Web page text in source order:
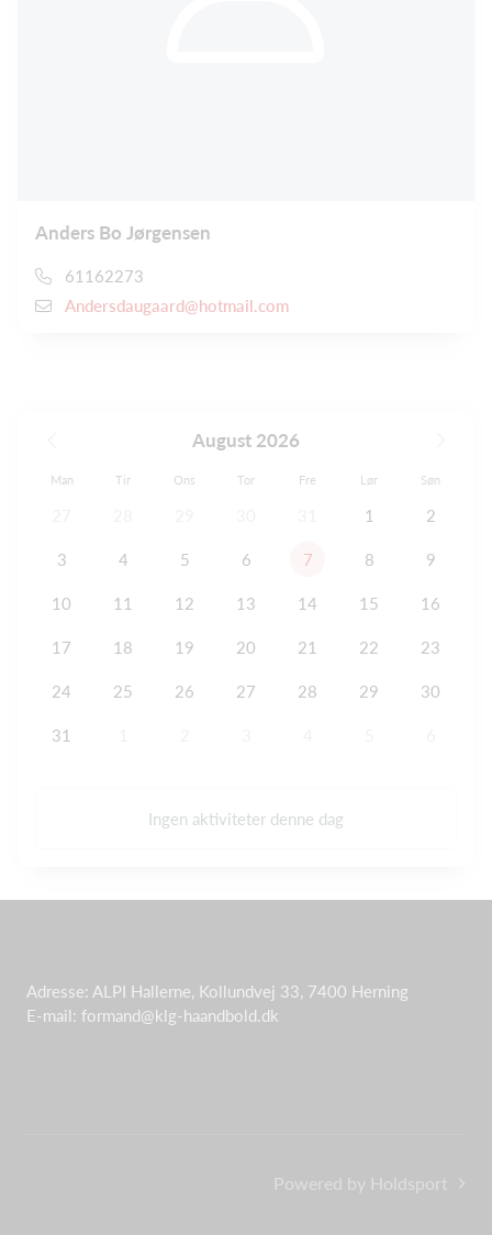
Anders Bo Jørgensen
61162273
Andersdaugaard@hotmail.com
August 2026
Man Tir Ons Tor Fre Lør Søn
1 2
3 4 5 6 7 8 9
10 11 12 13 14 15 16
17 18 19 20 21 22 23
24 25 26 27 28 29 30
31
Ingen aktiviteter denne dag
Adresse: ALPI Hallerne, Kollundvej 33, 7400 Herning
E-mail: formand@klg-haandbold.dk
Powered by Holdsport